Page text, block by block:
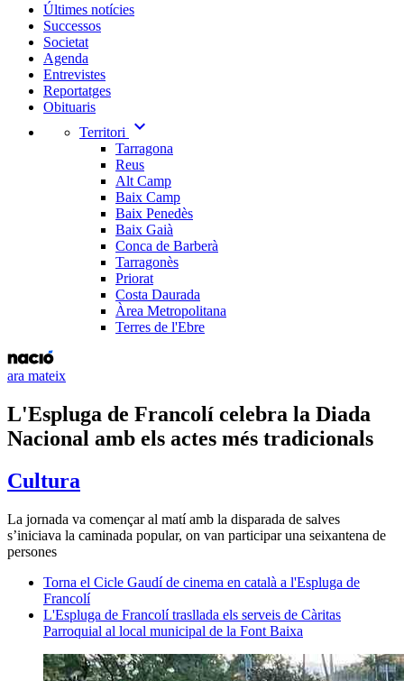
Últimes notícies
Successos
Societat
Agenda
Entrevistes
Reportatges
Obituaris
Territori
expand_more
Tarragona
Reus
Alt Camp
Baix Camp
Baix Penedès
Baix Gaià
Conca de Barberà
Tarragonès
Priorat
Costa Daurada
Àrea Metropolitana
Terres de l'Ebre
ara mateix
L'Espluga de Francolí celebra la Diada
Nacional amb els actes més tradicionals
Cultura
La jornada va començar al matí amb la disparada de salves
s’iniciava la caminada popular, on van participar una seixantena de
persones
Torna el Cicle Gaudí de cinema en català a l'Espluga de
Francolí
L'Espluga de Francolí trasllada els serveis de Càritas
Parroquial al local municipal de la Font Baixa